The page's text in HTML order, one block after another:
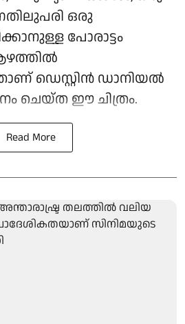
ഒരു
പോരാട്ടം
ഡെസ്റ്റിൻ ഡാനിയൽ
ചെയ്ത ഈ ചിത്രം.
Read More